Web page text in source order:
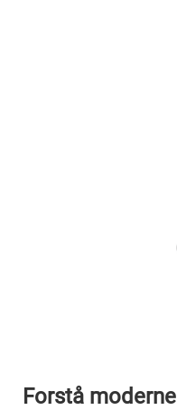
Forstå moderne